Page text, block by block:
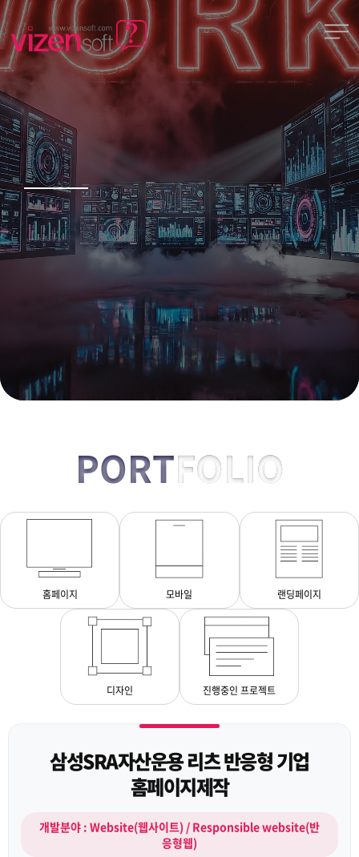
PORTFOLIO
홈페이지 모바일 랜딩페이지
디자인 진행중인 프로젝트
삼성SRA자산운용 리츠 반응형 기업
홈페이지제작
개발분야 : Website(웹사이트) / Responsible website(반
응형웹)